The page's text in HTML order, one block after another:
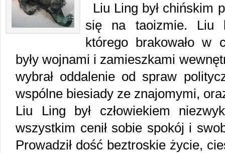
Liu Ling był chińskim
się na taoizmie. Liu
którego brakowało w
były wojnami i zamieszkami
wybrał oddalenie od spraw
wspólne biesiady ze znajomymi,
Liu Ling był człowiekiem
wszystkim cenił sobie spokój i
Prowadził dość beztroskie życie,